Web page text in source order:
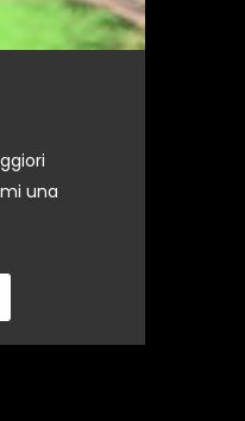
una